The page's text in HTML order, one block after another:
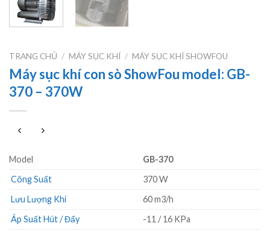
TRANG CHỦ / MÁY SỤC KHÍ / MÁY SỤC KHÍ SHOWFOU
Máy sục khí con sò ShowFou model: GB-
370 – 370W
Model
GB-370
Công Suất
370 W
Lưu Lượng Khí
60 m3/h
Áp Suất Hút / Đẩy
-11 / 16 KPa